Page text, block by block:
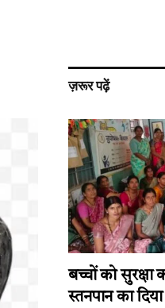
ज़रूर पढ़ें
बच्चों को सुरक्षा
स्तनपान का